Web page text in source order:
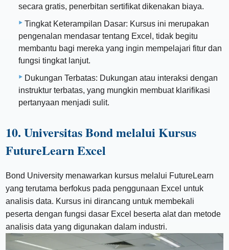
secara gratis, penerbitan sertifikat dikenakan biaya.
Tingkat Keterampilan Dasar: Kursus ini merupakan
pengenalan mendasar tentang Excel, tidak begitu
membantu bagi mereka yang ingin mempelajari fitur dan
fungsi tingkat lanjut.
Dukungan Terbatas: Dukungan atau interaksi dengan
instruktur terbatas, yang mungkin membuat klarifikasi
pertanyaan menjadi sulit.
10. Universitas Bond melalui Kursus
FutureLearn Excel
Bond University menawarkan kursus melalui FutureLearn
yang terutama berfokus pada penggunaan Excel untuk
analisis data. Kursus ini dirancang untuk membekali
peserta dengan fungsi dasar Excel beserta alat dan metode
analisis data yang digunakan dalam industri.